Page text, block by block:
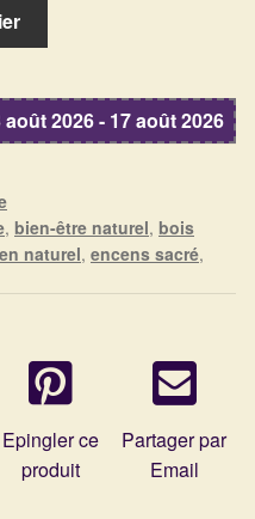
2026 - 17 août 2026
, bien-être naturel, bois
naturel, encens sacré,
Epingler ce
produit
Partager par
Email